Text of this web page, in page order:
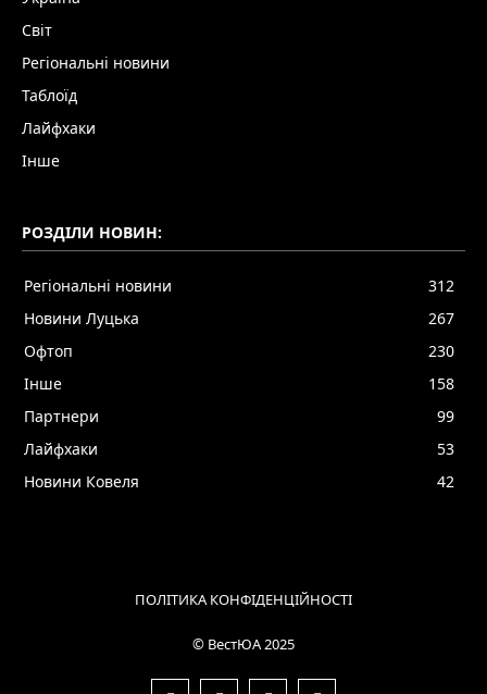
Світ
Регіональні новини
Таблоїд
Лайфхаки
Інше
РОЗДІЛИ НОВИН:
Регіональні новини
312
Новини Луцька
267
Офтоп
230
Інше
158
Партнери
99
Лайфхаки
53
Новини Ковеля
42
ПОЛІТИКА КОНФІДЕНЦІЙНОСТІ
© ВестЮА 2025